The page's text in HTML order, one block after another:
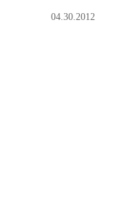
04.30.2012